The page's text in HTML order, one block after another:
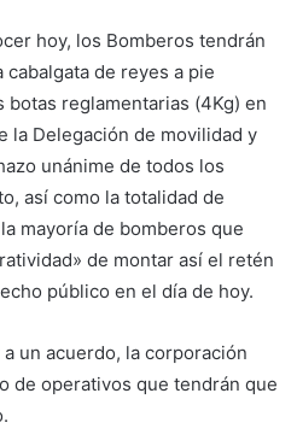
hoy, los Bomberos tendrán
de reyes a pie
botas reglamentarias (4Kg) en
la Delegación de movilidad y
unánime de todos los
así como la totalidad de
mayoría de bomberos que
de montar así el retén
público en el día de hoy.
un acuerdo, la corporación
de operativos que tendrán que